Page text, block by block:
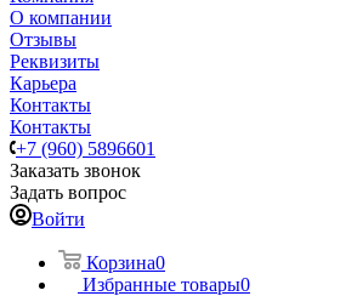
О компании
Отзывы
Реквизиты
Карьера
Контакты
Контакты
+7 (960) 5896601
Заказать звонок
Задать вопрос
Войти
Корзина0
Избранные товары0